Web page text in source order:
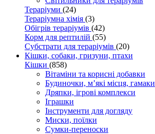
Тераріуми (24)
Тераріумна хімія (3)
Обігрів тераріумів (42)
Корм для рептилій (55)
Субстрати для тераріумів (20)
Кішки, собаки, гризуни, птахи
Кішки (858)
Вітаміни та корисні добавки
Будиночки, м’які місця, гамаки
Дряпки, ігрові комплекси
Іграшки
Інструменти для догляду
Миски, поїлки
Сумки-переноски